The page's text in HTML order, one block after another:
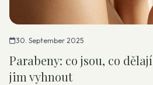
30. September 2025
Parabeny: co jsou, co
jim vyhnout